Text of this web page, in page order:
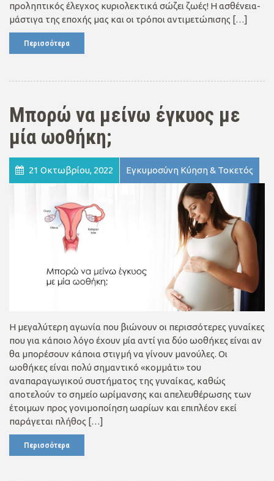
προληπτικός έλεγχος κυριολεκτικά σώζει ζωές! Η ασθένεια-
μάστιγα της εποχής μας και οι τρόποι αντιμετώπισης […]
Περισσότερα
Μπορώ να μείνω έγκυος με
μία ωοθήκη;
21 Οκτωβρίου, 2022 Εγκυμοσύνη Κύηση & Τοκετός
Η μεγαλύτερη αγωνία που βιώνουν οι περισσότερες γυναίκες
που για κάποιο λόγο έχουν μία αντί για δύο ωοθήκες είναι αν
θα μπορέσουν κάποια στιγμή να γίνουν μανούλες. Οι
ωοθήκες είναι πολύ σημαντικό «κομμάτι» του
αναπαραγωγικού συστήματος της γυναίκας, καθώς
αποτελούν το σημείο ωρίμανσης και απελευθέρωσης των
έτοιμων προς γονιμοποίηση ωαρίων και επιπλέον εκεί
παράγεται πλήθος […]
Περισσότερα